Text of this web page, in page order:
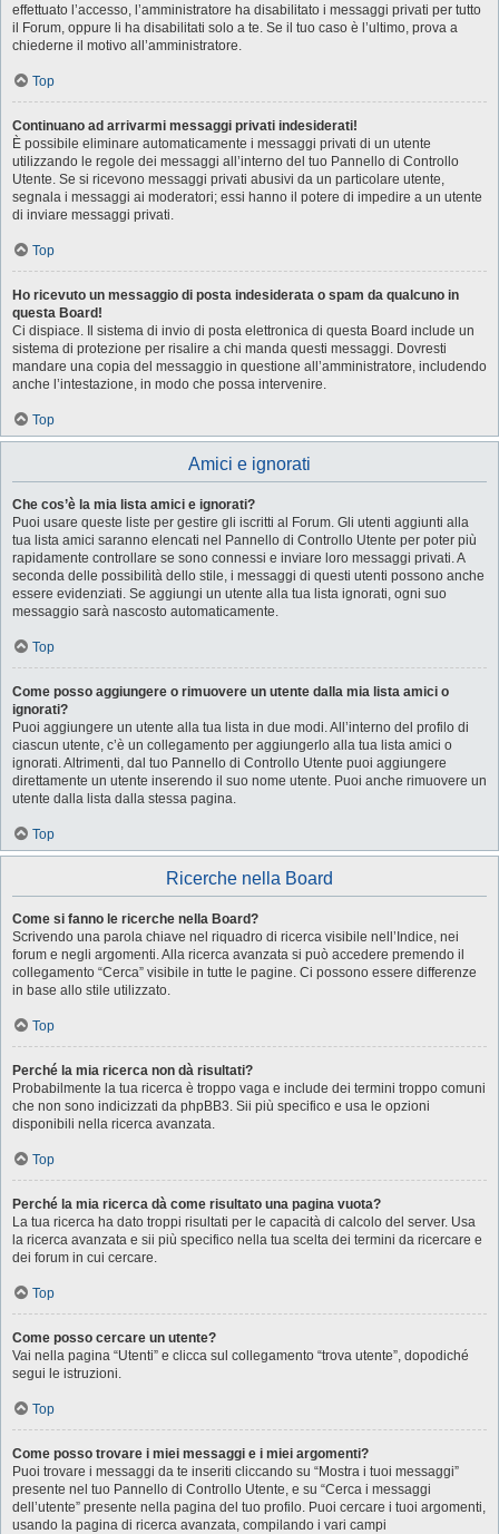
effettuato l’accesso, l’amministratore ha disabilitato i messaggi privati per tutto
il Forum, oppure li ha disabilitati solo a te. Se il tuo caso è l’ultimo, prova a
chiederne il motivo all’amministratore.
Top
Continuano ad arrivarmi messaggi privati indesiderati!
È possibile eliminare automaticamente i messaggi privati ​​di un utente
utilizzando le regole dei messaggi all’interno del tuo Pannello di Controllo
Utente. Se si ricevono messaggi privati ​​abusivi da un particolare utente,
segnala i messaggi ai moderatori; essi hanno il potere di impedire a un utente
di inviare messaggi privati​​.
Top
Ho ricevuto un messaggio di posta indesiderata o spam da qualcuno in
questa Board!
Ci dispiace. Il sistema di invio di posta elettronica di questa Board include un
sistema di protezione per risalire a chi manda questi messaggi. Dovresti
mandare una copia del messaggio in questione all’amministratore, includendo
anche l’intestazione, in modo che possa intervenire.
Top
Amici e ignorati
Che cos’è la mia lista amici e ignorati?
Puoi usare queste liste per gestire gli iscritti al Forum. Gli utenti aggiunti alla
tua lista amici saranno elencati nel Pannello di Controllo Utente per poter più
rapidamente controllare se sono connessi e inviare loro messaggi privati. A
seconda delle possibilità dello stile, i messaggi di questi utenti possono anche
essere evidenziati. Se aggiungi un utente alla tua lista ignorati, ogni suo
messaggio sarà nascosto automaticamente.
Top
Come posso aggiungere o rimuovere un utente dalla mia lista amici o
ignorati?
Puoi aggiungere un utente alla tua lista in due modi. All’interno del profilo di
ciascun utente, c’è un collegamento per aggiungerlo alla tua lista amici o
ignorati. Altrimenti, dal tuo Pannello di Controllo Utente puoi aggiungere
direttamente un utente inserendo il suo nome utente. Puoi anche rimuovere un
utente dalla lista dalla stessa pagina.
Top
Ricerche nella Board
Come si fanno le ricerche nella Board?
Scrivendo una parola chiave nel riquadro di ricerca visibile nell’Indice, nei
forum e negli argomenti. Alla ricerca avanzata si può accedere premendo il
collegamento “Cerca” visibile in tutte le pagine. Ci possono essere differenze
in base allo stile utilizzato.
Top
Perché la mia ricerca non dà risultati?
Probabilmente la tua ricerca è troppo vaga e include dei termini troppo comuni
che non sono indicizzati da phpBB3. Sii più specifico e usa le opzioni
disponibili nella ricerca avanzata.
Top
Perché la mia ricerca dà come risultato una pagina vuota?
La tua ricerca ha dato troppi risultati per le capacità di calcolo del server. Usa
la ricerca avanzata e sii più specifico nella tua scelta dei termini da ricercare e
dei forum in cui cercare.
Top
Come posso cercare un utente?
Vai nella pagina “Utenti” e clicca sul collegamento “trova utente”, dopodiché
segui le istruzioni.
Top
Come posso trovare i miei messaggi e i miei argomenti?
Puoi trovare i messaggi da te inseriti cliccando su “Mostra i tuoi messaggi”
presente nel tuo Pannello di Controllo Utente, e su “Cerca i messaggi
dell’utente” presente nella pagina del tuo profilo. Puoi cercare i tuoi argomenti,
usando la pagina di ricerca avanzata, compilando i vari campi